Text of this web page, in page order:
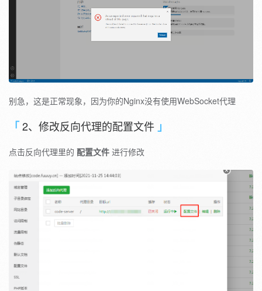
别急，这是正常现象，因为你的Nginx没有使用WebSocket代理
2、修改反向代理的配置文件
点击反向代理里的 配置文件 进行修改